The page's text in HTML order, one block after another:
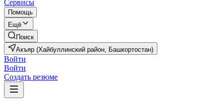
Сервисы
Помощь
Ещё
Поиск
Акъяр (Хайбуллинский район, Башкортостан)
Войти
Войти
Создать резюме